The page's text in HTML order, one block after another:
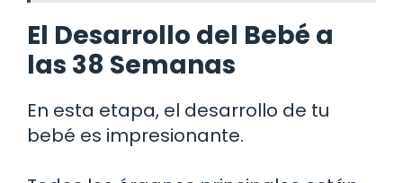
El Desarrollo del Bebé a
las 38 Semanas
En esta etapa, el desarrollo de tu
bebé es impresionante.